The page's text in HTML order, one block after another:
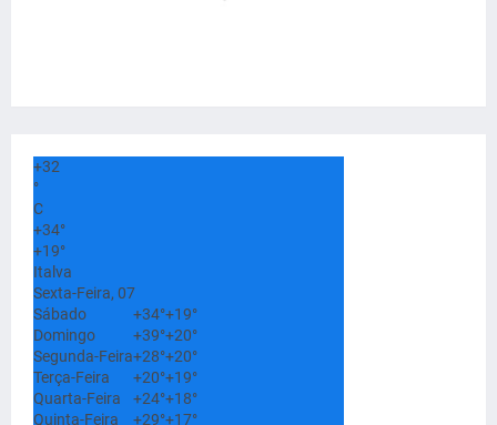
+32
°
C
+34°
+19°
Italva
Sexta-Feira, 07
Sábado
+34°+19°
Domingo
+39°+20°
Segunda-Feira+28°+20°
Terça-Feira
+20°+19°
Quarta-Feira
+24°+18°
Quinta-Feira
+29°+17°